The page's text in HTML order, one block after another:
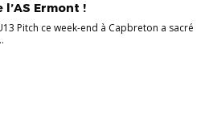
Ermont !
Pitch ce week-end à Capbreton a sacré